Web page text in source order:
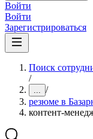
Войти
Войти
Зарегистрироваться
Поиск
/
... /
резюме в
контент-